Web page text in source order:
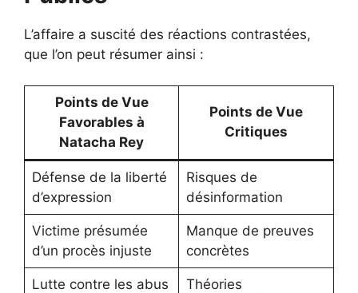
L’affaire a suscité des réactions contrastées,
que l’on peut résumer ainsi :
Points de Vue
Favorables à
Natacha Rey
Points de Vue
Critiques
Défense de la liberté
d’expression
Risques de
désinformation
Victime présumée
d’un procès injuste
Manque de preuves
concrètes
Lutte contre les abus
Théories